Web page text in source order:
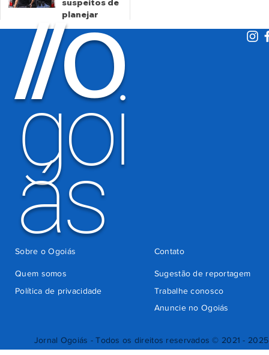
suspeitos de
planejar
atentados no
período
eleitoral
há 2 dias
Jornal Ogoiás - Todos os direitos reservados © 2021 - 2025
//O
goi
ás
Quem somos
Sugestão de reportagem
Trabalhe conosco
Política de privacidade
Anuncie no Ogoiás
Contato
Sobre o Ogoiás